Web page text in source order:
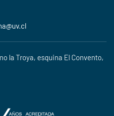
la Troya, esquina El Convento,